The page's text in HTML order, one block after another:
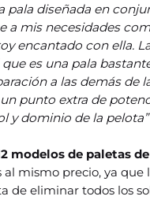
pala diseñada en
a mis necesidades
encantado con ella.
es una pala
a las demás de
punto extra de
y dominio de la pelota”
modelos de paletas
al mismo precio, ya que
de eliminar todos los